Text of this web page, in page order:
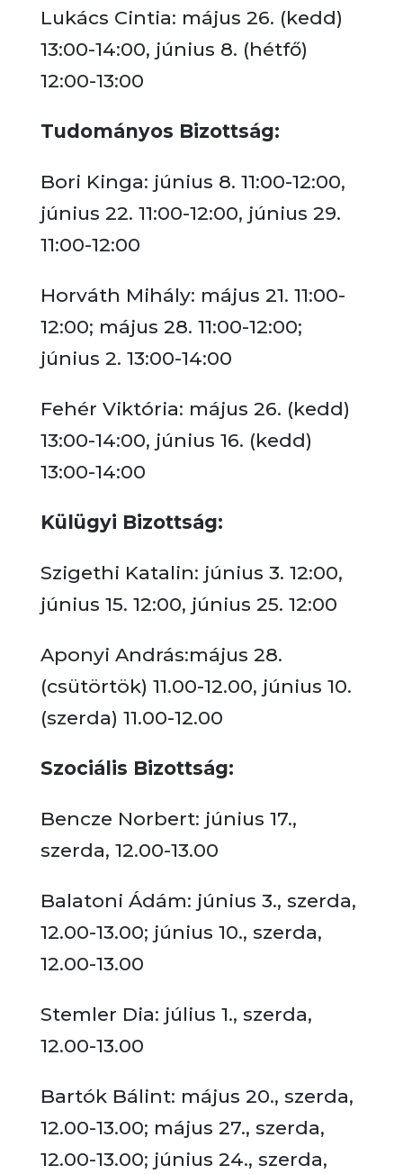
Lukács Cintia: május 26. (kedd)
13:00-14:00, június 8. (hétfő)
12:00-13:00
Tudományos Bizottság:
Bori Kinga: június 8. 11:00-12:00,
június 22. 11:00-12:00, június 29.
11:00-12:00
Horváth Mihály: május 21. 11:00-
12:00; május 28. 11:00-12:00;
június 2. 13:00-14:00
Fehér Viktória: május 26. (kedd)
13:00-14:00, június 16. (kedd)
13:00-14:00
Külügyi Bizottság:
Szigethi Katalin: június 3. 12:00,
június 15. 12:00, június 25. 12:00
Aponyi András:május 28.
(csütörtök) 11.00-12.00, június 10.
(szerda) 11.00-12.00
Szociális Bizottság:
Bencze Norbert: június 17.,
szerda, 12.00-13.00
Balatoni Ádám: június 3., szerda,
12.00-13.00; június 10., szerda,
12.00-13.00
Stemler Dia: július 1., szerda,
12.00-13.00
Bartók Bálint: május 20., szerda,
12.00-13.00; május 27., szerda,
12.00-13.00; június 24., szerda,